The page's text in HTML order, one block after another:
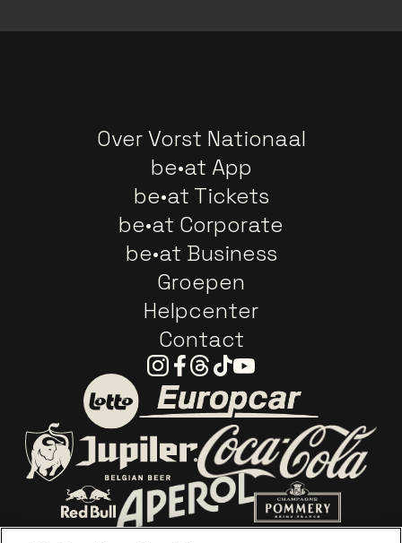
Over Vorst Nationaal
be•at App
be•at Tickets
be•at Corporate
be•at Business
Groepen
Helpcenter
Contact
Instagram
Facebook
Threads
TiktokYoutube
Ga naar de website van Lotto
Ga naar de website van
Ga naar de website van JupilerGa naar de
Ga naar de website van Red BullGa naar de